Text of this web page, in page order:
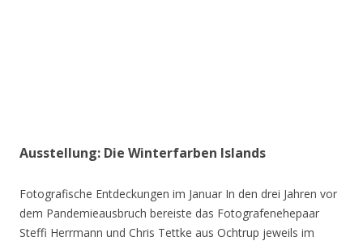
Ausstellung: Die Winterfarben Islands
Fotografische Entdeckungen im Januar In den drei Jahren vor
dem Pandemieausbruch bereiste das Fotografenehepaar
Steffi Herrmann und Chris Tettke aus Ochtrup jeweils im